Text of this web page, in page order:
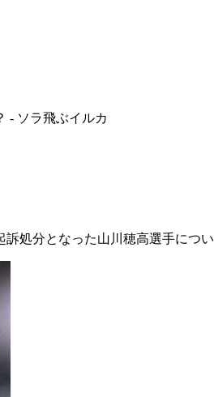
- ソラ飛ぶイルカ
処分となった山川穂高選手につ